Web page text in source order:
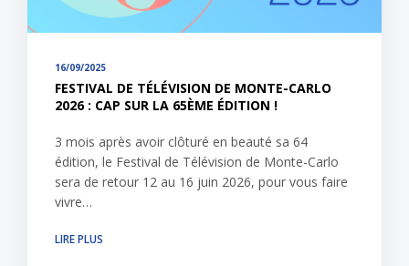
16/09/2025
FESTIVAL DE TÉLÉVISION DE MONTE-CARLO
2026 : CAP SUR LA 65ÈME ÉDITION !
3 mois après avoir clôturé en beauté sa 64
édition, le Festival de Télévision de Monte-Carlo
sera de retour 12 au 16 juin 2026, pour vous faire
vivre…
LIRE PLUS